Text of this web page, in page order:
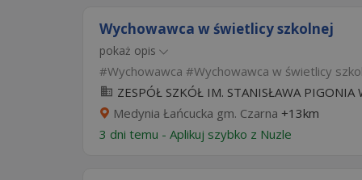
Wychowawca w świetlicy szkolnej
pokaż opis
Wychowawca
Wychowawca w świetlicy
ZESPÓŁ SZKÓŁ IM. STANISŁAWA PIGONIA
Medynia Łańcucka gm. Czarna +13km
3 dni temu - Aplikuj szybko z Nuzle